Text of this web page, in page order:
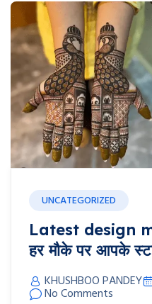
UNCATEGORIZED
Latest design
हर मौके पर आपके
KHUSHBOO PANDEY
No Comments